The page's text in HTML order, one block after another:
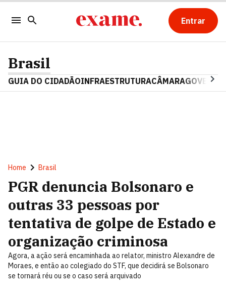
Entrar
Brasil
GUIA DO CIDADÃOINFRAESTRUTURACÂMARAGOVERNO
Home Brasil
PGR denuncia Bolsonaro e
outras 33 pessoas por
tentativa de golpe de Estado e
organização criminosa
Agora, a ação será encaminhada ao relator, ministro Alexandre de
Moraes, e então ao colegiado do STF, que decidirá se Bolsonaro
se tornará réu ou se o caso será arquivado